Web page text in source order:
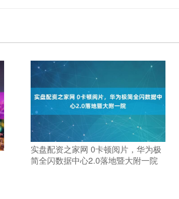
实盘配资之家网 0卡顿阅片，华为极
简全闪数据中心2.0落地暨大附一院